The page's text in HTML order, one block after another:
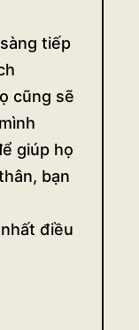
tiếp
cũng sẽ
giúp họ
bạn
điều